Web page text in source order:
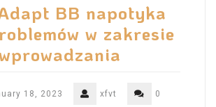
BB napotyka
w zakresie
18, 2023 xfvt
0